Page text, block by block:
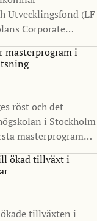
Utvecklingsfond (LF
Corporate
att stärka
med särskilt fokus
i en tid präglad
masterprogram i
röst och det
i Stockholm
masterprogram
in Public Policy
generation
i
ökad tillväxt i
ökade tillväxten i